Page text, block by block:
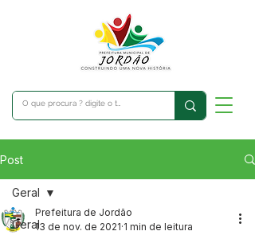
Post
Geral
Geral
Prefeitura de Jordão
13 de nov. de 2021 1 min de leitura